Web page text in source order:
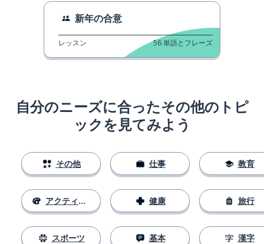
新年の合意
レッスン 56単語とフレーズ
自分のニーズに合ったその他のトピ
ックを見てみよう
その他
アクティビティ
スポーツ
仕事
健康
基本
教育
旅行
漢字